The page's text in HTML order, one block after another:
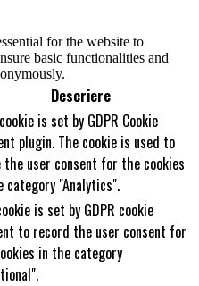
for the website to
basic functionalities and
Descriere
is set by GDPR Cookie
plugin. The cookie is used to
user consent for the cookies
category "Analytics".
is set by GDPR cookie
to record the user consent for
in the category